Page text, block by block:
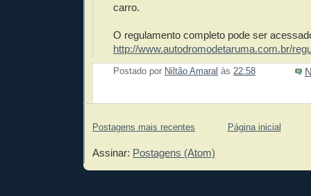
carro.
O regulamento completo pode ser
http://www.autodromodetaruma.com.br/
Postado por Niltão Amaral às 22:58
Postagens mais recentes Página inicial
Assinar: Postagens (Atom)